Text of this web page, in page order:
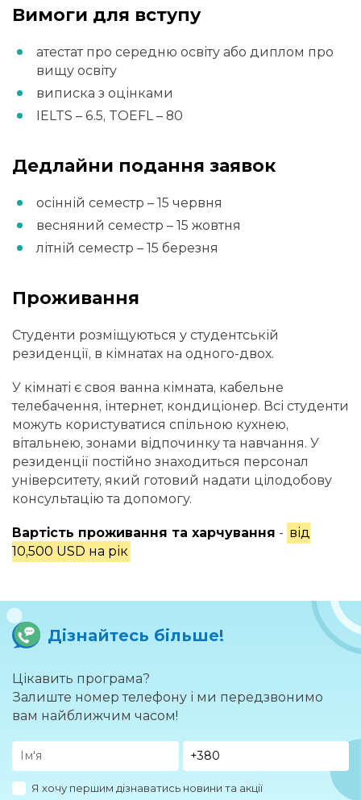
Вимоги для вступу
атестат про середню освіту або диплом про
вищу освіту
виписка з оцінками
IELTS – 6.5, TOEFL – 80
Дедлайни подання заявок
осінній семестр – 15 червня
весняний семестр – 15 жовтня
літній семестр – 15 березня
Проживання
Студенти розміщуються у студентській
резиденції, в кімнатах на одного-двох.
У кімнаті є своя ванна кімната, кабельне
телебачення, інтернет, кондиціонер. Всі студенти
можуть користуватися спільною кухнею,
вітальнею, зонами відпочинку та навчання. У
резиденції постійно знаходиться персонал
університету, який готовий надати цілодобову
консультацію та допомогу.
Вартість проживання та харчування - від
10,500 USD на рік
Дізнайтесь більше!
Цікавить програма?
Залиште номер телефону і ми передзвонимо
вам найближчим часом!
Я хочу першим дізнаватись новини та акції